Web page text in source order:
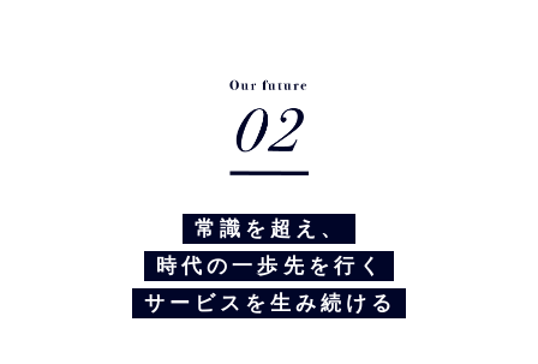
常識を超え、
時代の一歩先を行く
サービスを生み続ける